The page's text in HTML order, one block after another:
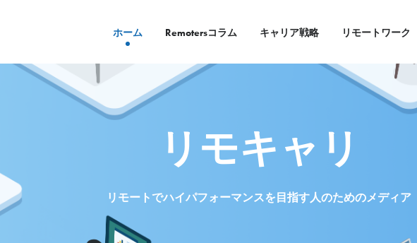
ホーム Remotersコラム キャリア戦略 リモートワーク
リモキャリ
リモートでハイパフォーマンスを目指す人のためのメディア